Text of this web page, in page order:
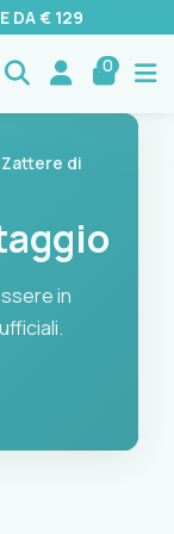
DA € 129
0
Zattere di
in
in linea con gli